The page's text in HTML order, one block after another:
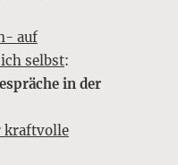
auf
selbst:
in der
kraftvolle